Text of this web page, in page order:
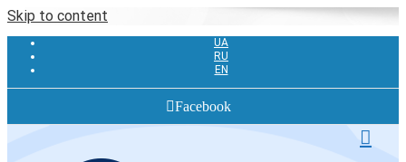
Skip to content
UA
RU
EN
Facebook